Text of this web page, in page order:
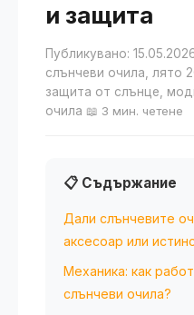
и защита
Публикувано:
слънчеви очила, лято
защита от слънце,
очила 📖 3 мин. четене
📋 Съдържание
Дали слънчевите
аксесоар или
Механика: как
слънчеви очила?